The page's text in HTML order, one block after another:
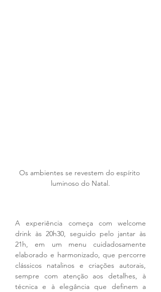
Os ambientes se revestem do espírito
luminoso do Natal.
A experiência começa com welcome
drink às 20h30, seguido pelo jantar às
21h, em um menu cuidadosamente
elaborado e harmonizado, que percorre
clássicos natalinos e criações autorais,
sempre com atenção aos detalhes, à
técnica e à elegância que definem a